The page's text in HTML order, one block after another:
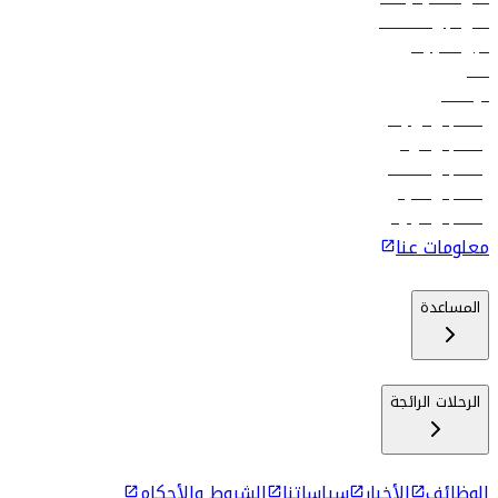
فلاي دبي للعطلات
تأجير السيارات
فنادق
الوظائف
رحلات إلى تبيليسي
رحلات إلى الرياض
رحلات إلى مسقط
رحلات إلى ماليه
رحلات إلى كولومبو
معلومات عنا
المساعدة
الرحلات الرائجة